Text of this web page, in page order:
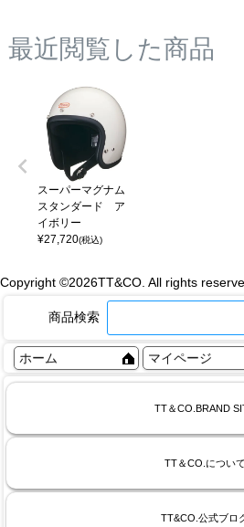
最近閲覧した商品
スーパーマグナム
スタンダード ア
イボリー
¥27,720(税込)
Copyright ©2026TT&CO. All rights
商品検索
ホーム マイページ
TT＆CO.BRAND
TT＆CO.について
TT&CO.公式ブロ